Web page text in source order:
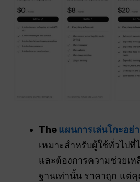
The แผนการเล่นโกะอย่
เหมาะสำหรับผู้ใช้ทั่วไป
และต้องการความช่วยเ
ฐานเท่านั้น ราคาถูก แต่